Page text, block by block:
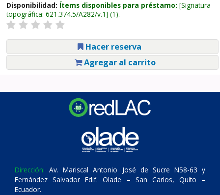
Disponibilidad: Ítems disponibles para préstamo: Signatura
topográfica: 621.374.5/A282/v.1 (1).
Hacer reserva
Agregar al carrito
Dirección: Av. Mariscal Antonio José de Sucre N58-63 y
Fernández Salvador Edif. Olade – San Carlos, Quito –
Ecuador.